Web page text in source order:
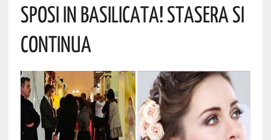
Sposi In Basilicata! Stasera Si
Continua